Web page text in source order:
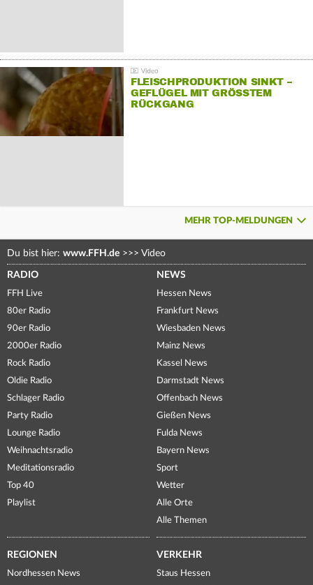
FLEISCHPRODUKTION SINKT –
GEFLÜGEL MIT GRÖSSTEM R
ÜCKGANG
MEHR TOP-MELDUNGEN
Du bist hier: www.FFH.de >>> Video
RADIO
FFH Live
80er Radio
90er Radio
2000er Radio
Rock Radio
Oldie Radio
Schlager Radio
Party Radio
Lounge Radio
Weihnachtsradio
Meditationsradio
Top 40
Playlist
NEWS
Hessen News
Frankfurt News
Wiesbaden News
Mainz News
Kassel News
Darmstadt News
Offenbach News
Gießen News
Fulda News
Bayern News
Sport
Wetter
Alle Orte
Alle Themen
REGIONEN
Nordhessen News
VERKEHR
Staus Hessen